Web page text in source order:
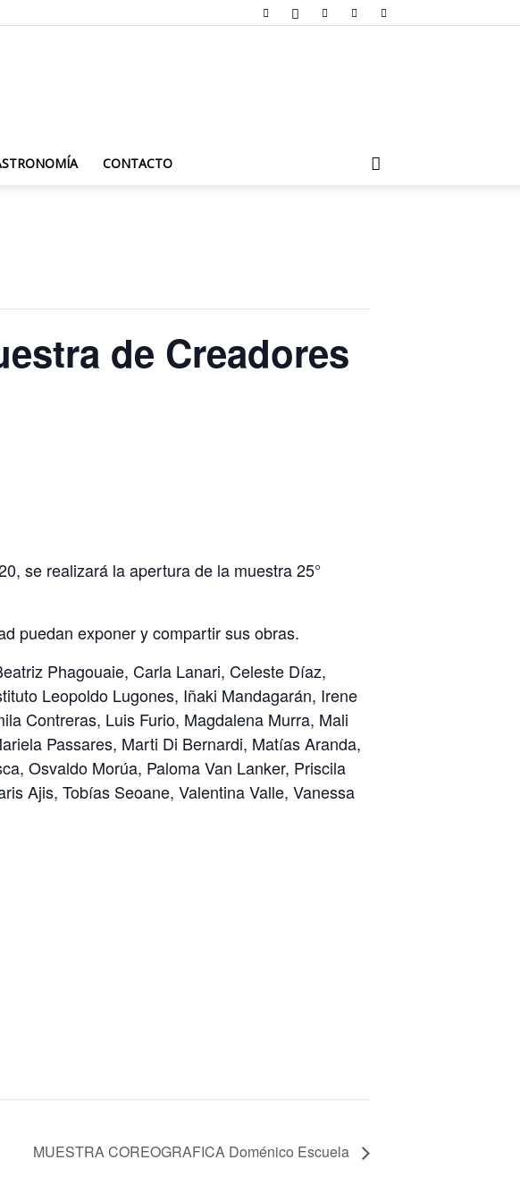
CONTACTO
de Creadores
se realizará la apertura de la muestra 25°
puedan exponer y compartir sus obras.
Phagouaie, Carla Lanari, Celeste Díaz,
Leopoldo Lugones, Iñaki Mandagarán, Irene
Contreras, Luis Furio, Magdalena Murra, Mali
Passares, Marti Di Bernardi, Matías Aranda,
Osvaldo Morúa, Paloma Van Lanker, Priscila
Ajis, Tobías Seoane, Valentina Valle, Vanessa
MUESTRA COREOGRAFICA Doménico Escuela